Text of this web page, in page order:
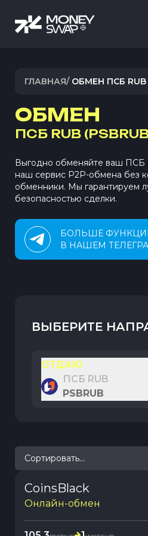
ГЛАВНАЯ/ ОБМЕН ПСБ RUB
ОБМЕН
ПСБ RUB
Выгодно обменяйте ваш ПСБ
наш сервис P2P-обмена без
обменники. Мы гарантируем
безопасностью сделки.
БОЛЬШЕ
В НАШЕМ
ВЫБЕРИТЕ
ОТДАЮ
ПСБ RUB
PSBRUB
Сортировать...
CoinsBlack
Онлайн-обмен